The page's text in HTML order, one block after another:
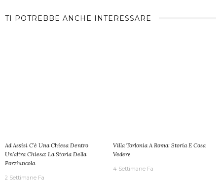
TI POTREBBE ANCHE INTERESSARE
Ad Assisi C’è Una Chiesa Dentro
Un’altra Chiesa: La Storia Della
Porziuncola
2 Settimane Fa
Villa Torlonia A Roma: Storia E Cosa
Vedere
4 Settimane Fa